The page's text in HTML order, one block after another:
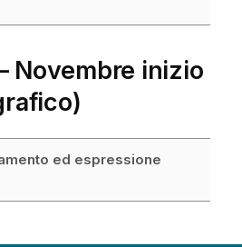
Novembre inizio
ed espressione